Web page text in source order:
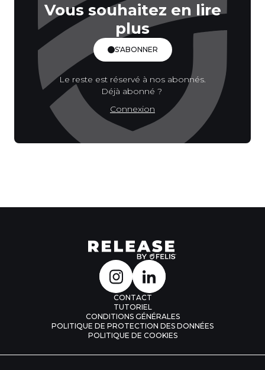
Vous souhaitez en lire
plus
S'ABONNER
Le reste est réservé à nos abonnés.
Déjà abonné ?
Connexion
CONTACT
TUTORIEL
CONDITIONS GÉNÉRALES
POLITIQUE DE PROTECTION DES DONNÉES
POLITIQUE DE COOKIES